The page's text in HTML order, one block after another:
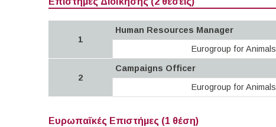
1
Human Resources Manager
Eurogroup for Animals
2
Campaigns Officer
Eurogroup for Animals
Ευρωπαϊκές Επιστήμες (1 θέση)